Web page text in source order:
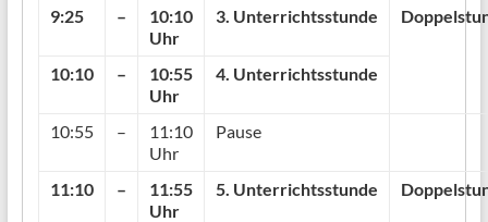
9:25 –
10:10
Uhr
3. Unterrichtsstunde
10:10 –
10:55
Uhr
4. Unterrichtsstunde
10:55 –
11:10
Uhr
Pause
11:10 –
11:55
Uhr
5. Unterrichtsstunde